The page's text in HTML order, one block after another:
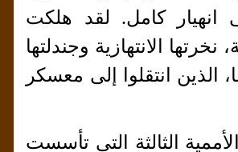
انهيار كامل. لقد هلكت
نخرتها الانتهازية وجندلتها
الذين انتقلوا إلى معسكر
الثالثة التي تأسست